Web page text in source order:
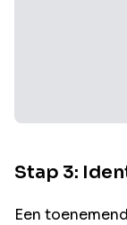
Stap 3:
Een